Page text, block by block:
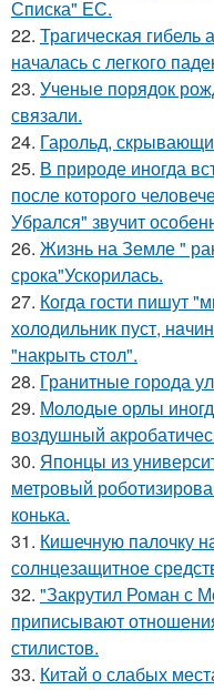
Списка" ЕС.
22. Трагическая
началась с легкого
23. Ученые порядок
связали.
24. Гарольд,
25. В природе иногда
после которого
Убрался" звучит
26. Жизнь на Земле "
срока"Ускорилась.
27. Когда гости пишут
холодильник пуст,
"накрыть cтол".
28. Гранитные города
29. Молодые орлы
воздушный
30. Японцы из
метровый
конька.
31. Кишечную палочку
солнцезащитное
32. "Закрутил Роман с
приписывают
стилистов.
33. Китай о слабых